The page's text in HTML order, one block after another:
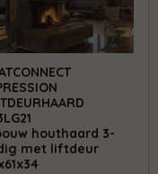
houthaard 3-
met liftdeur